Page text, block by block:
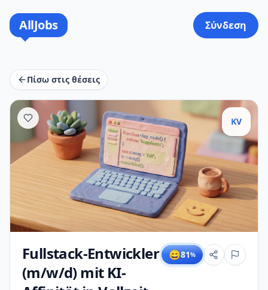
AllJobs Σύνδεση
Πίσω στις θέσεις
KV
Fullstack-Entwickler
(m/w/d) mit KI-
😄81%